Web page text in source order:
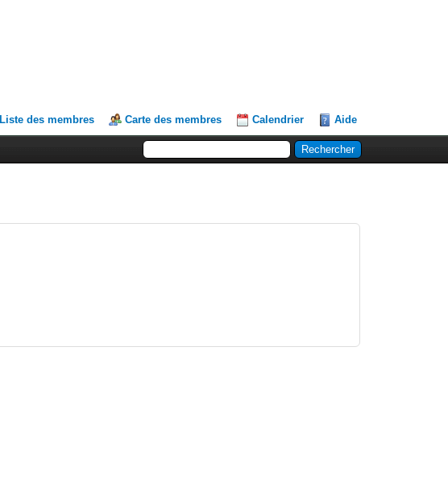
Liste des membres Carte des membres Calendrier Aide